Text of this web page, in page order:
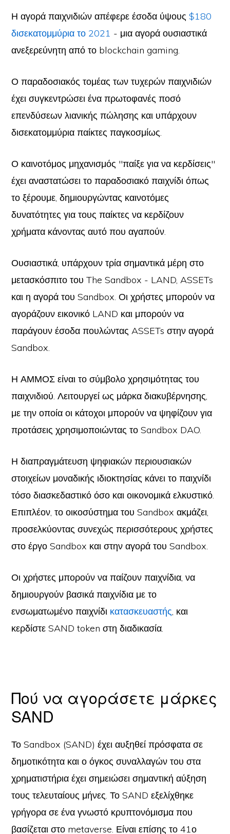
Η αγορά παιχνιδιών απέφερε έσοδα ύψους$180
δισεκατομμύρια το 2021 - μια αγορά ουσιαστικά
ανεξερεύνητη από το blockchain gaming.
Ο παραδοσιακός τομέας των τυχερών παιχνιδιών
έχει συγκεντρώσει ένα πρωτοφανές ποσό
επενδύσεων λιανικής πώλησης και υπάρχουν
δισεκατομμύρια παίκτες παγκοσμίως.
Ο καινοτόμος μηχανισμός "παίξε για να κερδίσεις"
έχει αναστατώσει το παραδοσιακό παιχνίδι όπως
το ξέρουμε, δημιουργώντας καινοτόμες
δυνατότητες για τους παίκτες να κερδίζουν
χρήματα κάνοντας αυτό που αγαπούν.
Ουσιαστικά, υπάρχουν τρία σημαντικά μέρη στο
μετασκόσπιτο του The Sandbox - LAND, ASSETs
και η αγορά του Sandbox. Οι χρήστες μπορούν να
αγοράζουν εικονικό LAND και μπορούν να
παράγουν έσοδα πουλώντας ASSETs στην αγορά
Sandbox.
Η ΑΜΜΟΣ είναι το σύμβολο χρησιμότητας του
παιχνιδιού. Λειτουργεί ως μάρκα διακυβέρνησης,
με την οποία οι κάτοχοι μπορούν να ψηφίζουν για
προτάσεις χρησιμοποιώντας το Sandbox DAO.
Η διαπραγμάτευση ψηφιακών περιουσιακών
στοιχείων μοναδικής ιδιοκτησίας κάνει το παιχνίδι
τόσο διασκεδαστικό όσο και οικονομικά ελκυστικό.
Επιπλέον, το οικοσύστημα του Sandbox ακμάζει,
προσελκύοντας συνεχώς περισσότερους χρήστες
στο έργο Sandbox και στην αγορά του Sandbox.
Οι χρήστες μπορούν να παίζουν παιχνίδια, να
δημιουργούν βασικά παιχνίδια με το
ενσωματωμένο παιχνίδι κατασκευαστής, και
κερδίστε SAND token στη διαδικασία.
Πού να αγοράσετε μάρκες
SAND
Το Sandbox (SAND) έχει αυξηθεί πρόσφατα σε
δημοτικότητα και ο όγκος συναλλαγών του στα
χρηματιστήρια έχει σημειώσει σημαντική αύξηση
τους τελευταίους μήνες. Το SAND εξελίχθηκε
γρήγορα σε ένα γνωστό κρυπτονόμισμα που
βασίζεται στο metaverse. Είναι επίσης το 41ο